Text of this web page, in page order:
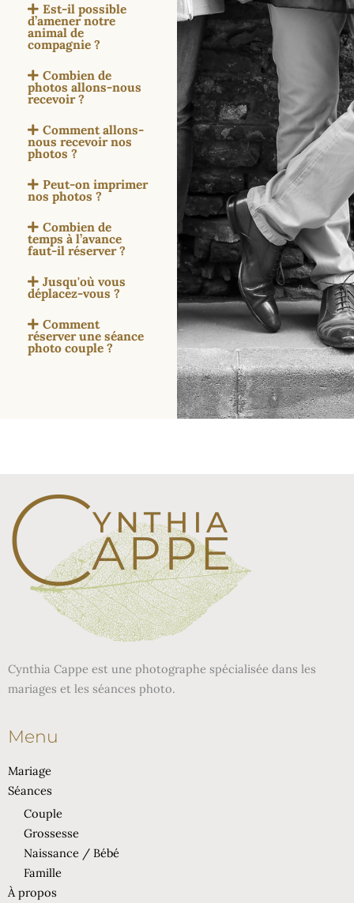
Est-il possible
d’amener notre
animal de
compagnie ?
Combien de
photos allons-nous
recevoir ?
Comment allons-
nous recevoir nos
photos ?
Peut-on imprimer
nos photos ?
Combien de
temps à l’avance
faut-il réserver ?
Jusqu'où vous
déplacez-vous ?
Comment
réserver une séance
photo couple ?
Cynthia Cappe est une photographe spécialisée dans les
mariages et les séances photo.
Menu
Mariage
Séances
Couple
Grossesse
Naissance / Bébé
Famille
À propos